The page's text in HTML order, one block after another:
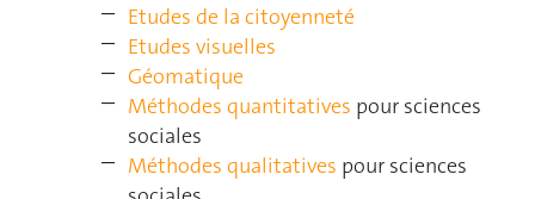
Etudes de la citoyenneté
Etudes visuelles
Géomatique
Méthodes quantitatives pour sciences
sociales
Méthodes qualitatives pour sciences